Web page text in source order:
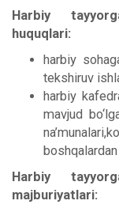
Harbiy
huquqlari:
harbiy
tekshiruv
harbiy
mavjud
Harbiy
majburiyatlari: